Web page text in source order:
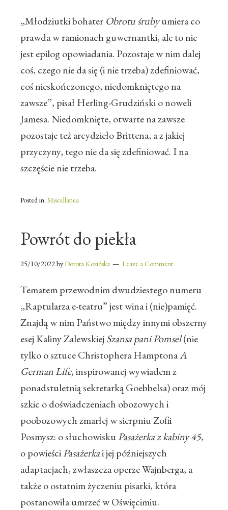
„Młodziutki bohater Obrotu śrubyumiera co
prawda w ramionach guwernantki, ale to nie
jest epilog opowiadania. Pozostaje w nim dalej
coś, czego nie da się (i nie trzeba) zdefiniować,
coś nieskończonego, niedomkniętego na
zawsze”, pisał Herling-Grudziński o noweli
Jamesa. Niedomknięte, otwarte na zawsze
pozostaje też arcydzieło Brittena, a z jakiej
przyczyny, tego nie da się zdefiniować. I na
szczęście nie trzeba.
Posted in: Miscellanea
Powrót do piekła
25/10/2022byDorota Kozińska Leave a Comment
Tematem przewodnim dwudziestego numeru
„Raptularza e-teatru” jest wina i (nie)pamięć.
Znajdą w nim Państwo między innymi obszerny
esej Kaliny Zalewskiej Szansa pani Pomsel(nie
tylko o sztuce Christophera HamptonaA
German Life,inspirowanej wywiadem z
ponadstuletnią sekretarką Goebbelsa) oraz mój
szkic o doświadczeniach obozowych i
poobozowych zmarłej w sierpniu Zofii
Posmysz: o słuchowiskuPasażerka z kabiny 45,
o powieściPasażerkai jej późniejszych
adaptacjach, zwłaszcza operze Wajnberga, a
także o ostatnim życzeniu pisarki, która
postanowiła umrzeć w Oświęcimiu.